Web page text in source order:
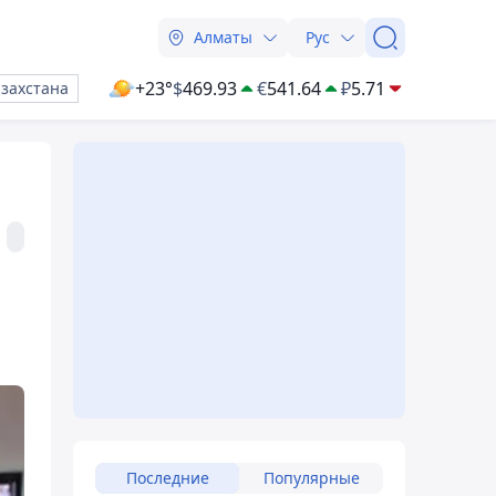
Алматы Рус
+23°$469.93 €541.64 ₽5.71
Последние Популярные